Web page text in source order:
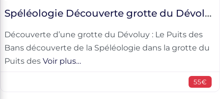
Spéléologie Découverte grotte du Dévoluy
Découverte d’une grotte du Dévoluy : Le Puits des
Bans découverte de la Spéléologie dans la grotte du
Puits des Voir plus…
55€